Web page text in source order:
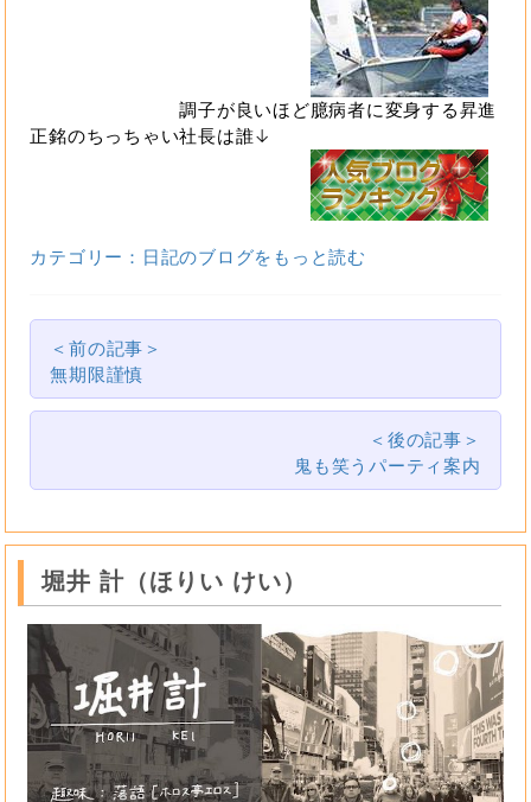
調子が良いほど臆病者に変身する昇進
正銘のちっちゃい社長は誰↓
カテゴリー：日記のブログをもっと読む
＜前の記事＞
無期限謹慎
＜後の記事＞
鬼も笑うパーティ案内
堀井 計（ほりい けい）